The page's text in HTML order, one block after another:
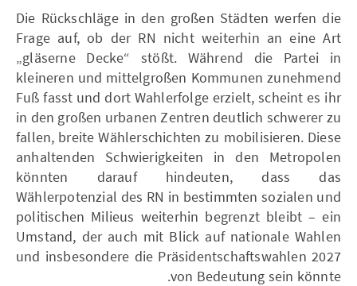
Die Rückschläge in den großen Städten werfen die
Frage auf, ob der RN nicht weiterhin an eine Art
„gläserne Decke“ stößt. Während die Partei in
kleineren und mittelgroßen Kommunen zunehmend
Fuß fasst und dort Wahlerfolge erzielt, scheint es ihr
in den großen urbanen Zentren deutlich schwerer zu
fallen, breite Wählerschichten zu mobilisieren. Diese
anhaltenden Schwierigkeiten in den Metropolen
könnten darauf hindeuten, dass das
Wählerpotenzial des RN in bestimmten sozialen und
politischen Milieus weiterhin begrenzt bleibt – ein
Umstand, der auch mit Blick auf nationale Wahlen
und insbesondere die Präsidentschaftswahlen 2027
von Bedeutung sein könnte.